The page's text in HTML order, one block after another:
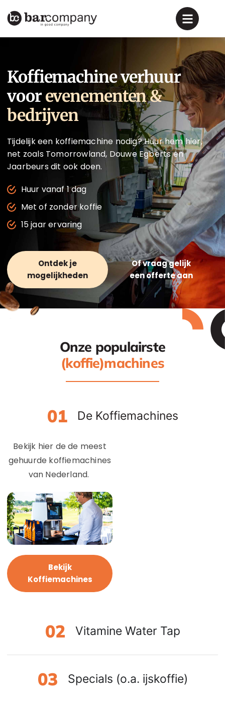
Koffiemachine verhuur
voorevenementen &
bedrijven
Tijdelijk een koffiemachine nodig? Huur hem hier,
net zoals Tomorrowland, Douwe Egberts en
Jaarbeurs dit ook doen.
Huur vanaf 1 dag
Met of zonder koffie
15 jaar ervaring
Ontdek je
mogelijkheden
Of vraag gelijk
een offerte aan
Onze populairste
(koffie)machines
De Koffiemachines
Bekijk hier de de meest
gehuurde koffiemachines
van Nederland.
Bekijk
Koffiemachines
Vitamine Water Tap
Specials (o.a. ijskoffie)